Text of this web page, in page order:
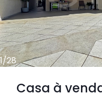
1/28
Casa à